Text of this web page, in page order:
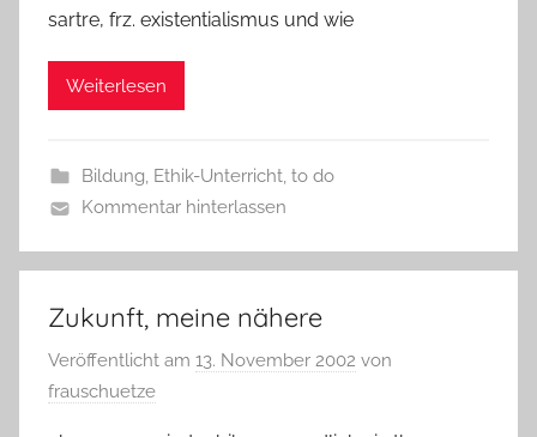
sartre, frz. existentialismus und wie
Weiterlesen
Bildung, Ethik-Unterricht, to do
Kommentar hinterlassen
Zukunft, meine nähere
Veröffentlicht am 13. November 2002 von
frauschuetze